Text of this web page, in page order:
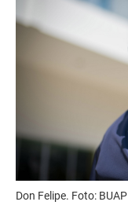
Don Felipe. Foto: BUAP